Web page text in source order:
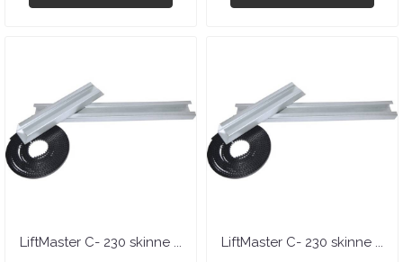
LiftMaster C- 230 skinne ... LiftMaster C- 230 skinne ...